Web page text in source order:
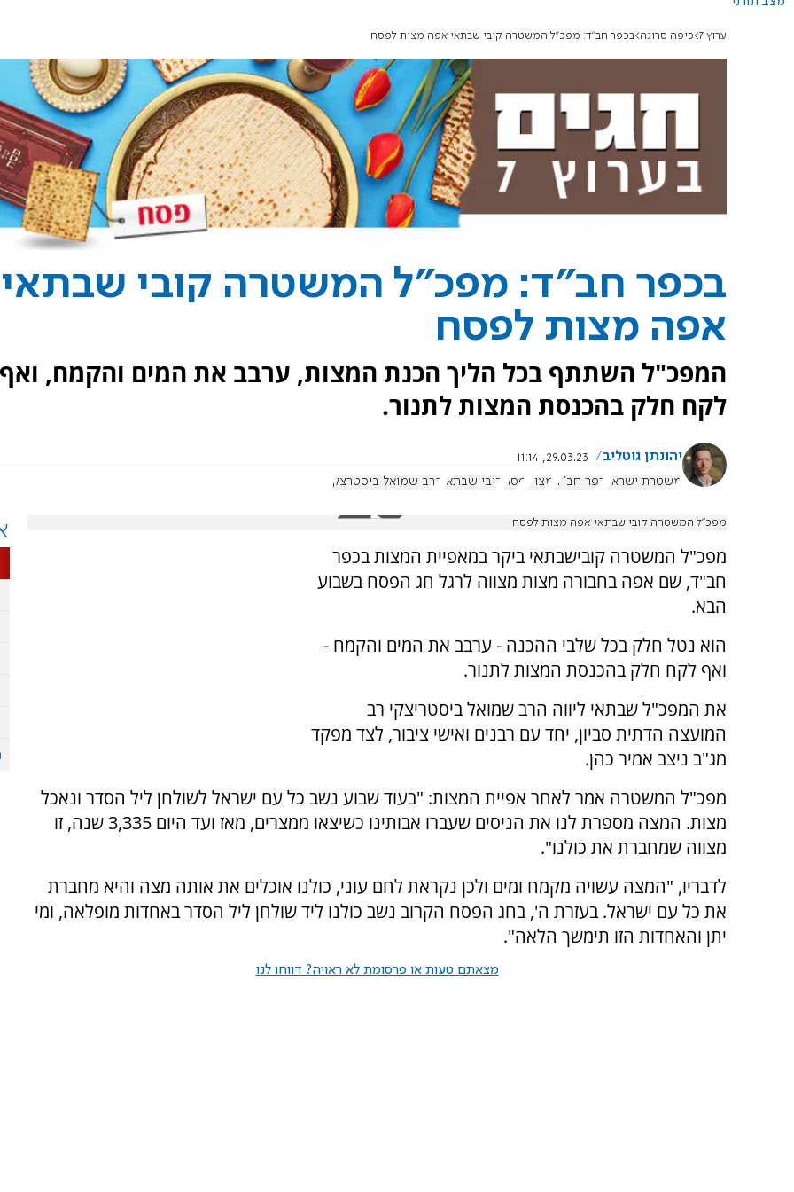
ערוץ 7 כיפה סרוגה בכפר חב"ד: מפכ"ל המשטרה קובי שבתאי אפה מצות לפסח
בכפר חב"ד: מפכ"ל המשטרה קובי שבתאי
אפה מצות לפסח
המפכ"ל השתתף בכל הליך הכנת המצות, ערבב את המים והקמח, ואף
לקח חלק בהכנסת המצות לתנור.
יהונתן גוטליב
29.03.23, 11:14
משטרת ישראל
כפר חב"ד מצות פסח קובי שבתאי הרב שמואל ביסטרצקי
מפכ"ל המשטרה קובי שבתאי אפה מצות לפסח
מפכ"ל המשטרה קובישבתאי ביקר במאפיית המצות בכפר
חב"ד, שם אפה בחבורה מצות מצווה לרגל חג הפסח בשבוע
הבא.
הוא נטל חלק בכל שלבי ההכנה - ערבב את המים והקמח -
ואף לקח חלק בהכנסת המצות לתנור.
את המפכ"ל שבתאי ליווה הרב שמואל ביסטריצקי רב
המועצה הדתית סביון, יחד עם רבנים ואישי ציבור, לצד מפקד
מג"ב ניצב אמיר כהן.
מפכ"ל המשטרה אמר לאחר אפיית המצות: "בעוד שבוע נשב כל עם ישראל לשולחן ליל הסדר ונאכל
מצות. המצה מספרת לנו את הניסים שעברו אבותינו כשיצאו ממצרים, מאז ועד היום 3,335 שנה, זו
מצווה שמחברת את כולנו".
לדבריו, "המצה עשויה מקמח ומים ולכן נקראת לחם עוני, כולנו אוכלים את אותה מצה והיא מחברת
את כל עם ישראל. בעזרת ה', בחג הפסח הקרוב נשב כולנו ליד שולחן ליל הסדר באחדות מופלאה, ומי
יתן והאחדות הזו תימשך הלאה".
מצאתם טעות או פרסומת לא ראויה? דווחו לנו